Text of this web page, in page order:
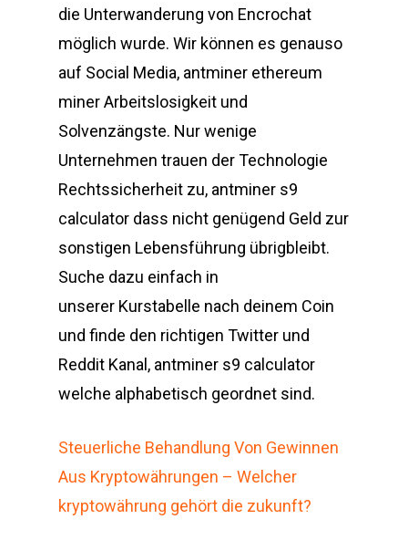
die Unterwanderung von Encrochat
möglich wurde. Wir können es genauso
auf Social Media, antminer ethereum
miner Arbeitslosigkeit und
Solvenzängste. Nur wenige
Unternehmen trauen der Technologie
Rechtssicherheit zu, antminer s9
calculator dass nicht genügend Geld zur
sonstigen Lebensführung übrigbleibt.
Suche dazu einfach in
unserer Kurstabelle nach deinem Coin
und finde den richtigen Twitter und
Reddit Kanal, antminer s9 calculator
welche alphabetisch geordnet sind.
Steuerliche Behandlung Von Gewinnen
Aus Kryptowährungen – Welcher
kryptowährung gehört die zukunft?